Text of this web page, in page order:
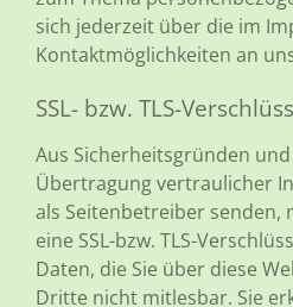
sich jederzeit über die im
Kontaktmöglichkeiten an
SSL- bzw. TLS-
Aus Sicherheitsgründen
Übertragung vertraulicher
als Seitenbetreiber senden,
eine SSL-bzw. TLS-
Daten, die Sie über diese
Dritte nicht mitlesbar. Sie